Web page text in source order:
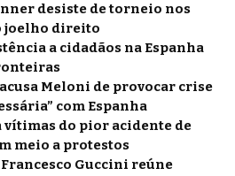
desiste de torneio nos
joelho direito
a cidadãos na Espanha
Meloni de provocar crise
com Espanha
do pior acidente de
meio a protestos
Guccini reúne